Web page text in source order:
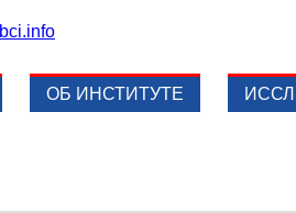
ОБ ИНСТИТУТЕ